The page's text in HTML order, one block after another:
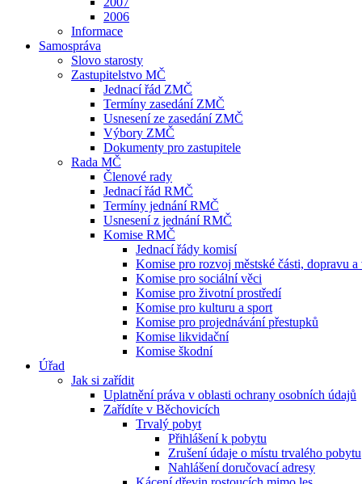
2006
Informace
Samospráva
Slovo starosty
Zastupitelstvo MČ
Jednací řád ZMČ
Termíny zasedání ZMČ
Usnesení ze zasedání ZMČ
Výbory ZMČ
Dokumenty pro zastupitele
Rada MČ
Členové rady
Jednací řád RMČ
Termíny jednání RMČ
Usnesení z jednání RMČ
Komise RMČ
Jednací řády komisí
Komise pro rozvoj městské části, dopravu
Komise pro sociální věci
Komise pro životní prostředí
Komise pro kulturu a sport
Komise pro projednávání přestupků
Komise likvidační
Komise škodní
Úřad
Jak si zařídit
Uplatnění práva v oblasti ochrany osobních údajů
Zařídíte v Běchovicích
Trvalý pobyt
Přihlášení k pobytu
Zrušení údaje o místu trvalého pobytu
Nahlášení doručovací adresy